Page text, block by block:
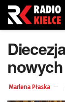
Marlena Płaska